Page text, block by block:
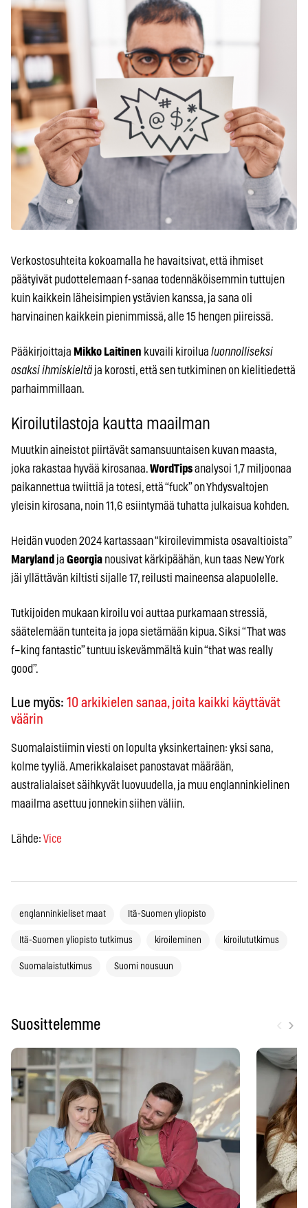
Verkostosuhteita kokoamalla he havaitsivat, että ihmiset
päätyivät pudottelemaan f-sanaa todennäköisemmin tuttujen
kuin kaikkein läheisimpien ystävien kanssa, ja sana oli
harvinainen kaikkein pienimmissä, alle 15 hengen piireissä.
Pääkirjoittaja Mikko Laitinen kuvaili kiroilua luonnolliseksi
osaksi ihmiskieltä ja korosti, että sen tutkiminen on kielitiedettä
parhaimmillaan.
Kiroilutilastoja kautta maailman
Muutkin aineistot piirtävät samansuuntaisen kuvan maasta,
joka rakastaa hyvää kirosanaa.WordTipsanalysoi 1,7 miljoonaa
paikannettua twiittiä ja totesi, että “fuck” on Yhdysvaltojen
yleisin kirosana, noin 11,6 esiintymää tuhatta julkaisua kohden.
Heidän vuoden 2024 kartassaan “kiroilevimmista osavaltioista”
Maryland ja Georgia nousivat kärkipäähän, kun taas New York
jäi yllättävän kiltisti sijalle 17, reilusti maineensa alapuolelle.
Tutkijoiden mukaan kiroilu voi auttaa purkamaan stressiä,
säätelemään tunteita ja jopa sietämään kipua. Siksi “That was
f–king fantastic” tuntuu iskevämmältä kuin “that was really
good”.
Lue myös: 10 arkikielen sanaa, joita kaikki käyttävät
väärin
Suomalaistiimin viesti on lopulta yksinkertainen: yksi sana,
kolme tyyliä. Amerikkalaiset panostavat määrään,
australialaiset säihkyvät luovuudella, ja muu englanninkielinen
maailma asettuu jonnekin siihen väliin.
Lähde: Vice
englanninkieliset maat Itä-Suomen yliopisto
Itä-Suomen yliopisto tutkimus kiroileminen kiroilututkimus
Suomalaistutkimus Suomi nousuun
Suosittelemme ›